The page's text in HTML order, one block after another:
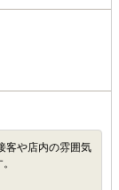
客や店内の雰囲気